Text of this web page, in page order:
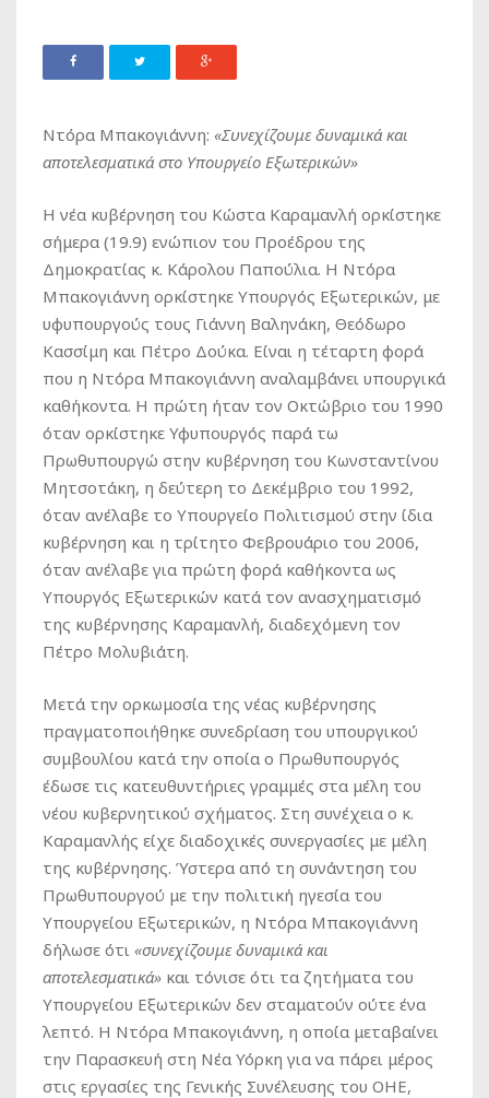
Ντόρα Μπακογιάννη: «Συνεχίζουμε δυναμικά και
αποτελεσματικά στο Υπουργείο Εξωτερικών»
Η νέα κυβέρνηση του Κώστα Καραμανλή ορκίστηκε
σήμερα (19.9) ενώπιον του Προέδρου της
Δημοκρατίας κ. Κάρολου Παπούλια. Η Ντόρα
Μπακογιάννη ορκίστηκε Υπουργός Εξωτερικών, με
υφυπουργούς τους Γιάννη Βαληνάκη, Θεόδωρο
Κασσίμη και Πέτρο Δούκα. Είναι η τέταρτη φορά
που η Ντόρα Μπακογιάννη αναλαμβάνει υπουργικά
καθήκοντα. Η πρώτη ήταν τον Οκτώβριο του 1990
όταν ορκίστηκε Υφυπουργός παρά τω
Πρωθυπουργώ στην κυβέρνηση του Κωνσταντίνου
Μητσοτάκη, η δεύτερη το Δεκέμβριο του 1992,
όταν ανέλαβε το Υπουργείο Πολιτισμού στην ίδια
κυβέρνηση και η τρίτητο Φεβρουάριο του 2006,
όταν ανέλαβε για πρώτη φορά καθήκοντα ως
Υπουργός Εξωτερικών κατά τον ανασχηματισμό
της κυβέρνησης Καραμανλή, διαδεχόμενη τον
Πέτρο Μολυβιάτη.
Μετά την ορκωμοσία της νέας κυβέρνησης
πραγματοποιήθηκε συνεδρίαση του υπουργικού
συμβουλίου κατά την οποία ο Πρωθυπουργός
έδωσε τις κατευθυντήριες γραμμές στα μέλη του
νέου κυβερνητικού σχήματος. Στη συνέχεια ο κ.
Καραμανλής είχε διαδοχικές συνεργασίες με μέλη
της κυβέρνησης. Ύστερα από τη συνάντηση του
Πρωθυπουργού με την πολιτική ηγεσία του
Υπουργείου Εξωτερικών, η Ντόρα Μπακογιάννη
δήλωσε ότι «συνεχίζουμε δυναμικά και
αποτελεσματικά» και τόνισε ότι τα ζητήματα του
Υπουργείου Εξωτερικών δεν σταματούν ούτε ένα
λεπτό. Η Ντόρα Μπακογιάννη, η οποία μεταβαίνει
την Παρασκευή στη Νέα Υόρκη για να πάρει μέρος
στις εργασίες της Γενικής Συνέλευσης του ΟΗΕ,